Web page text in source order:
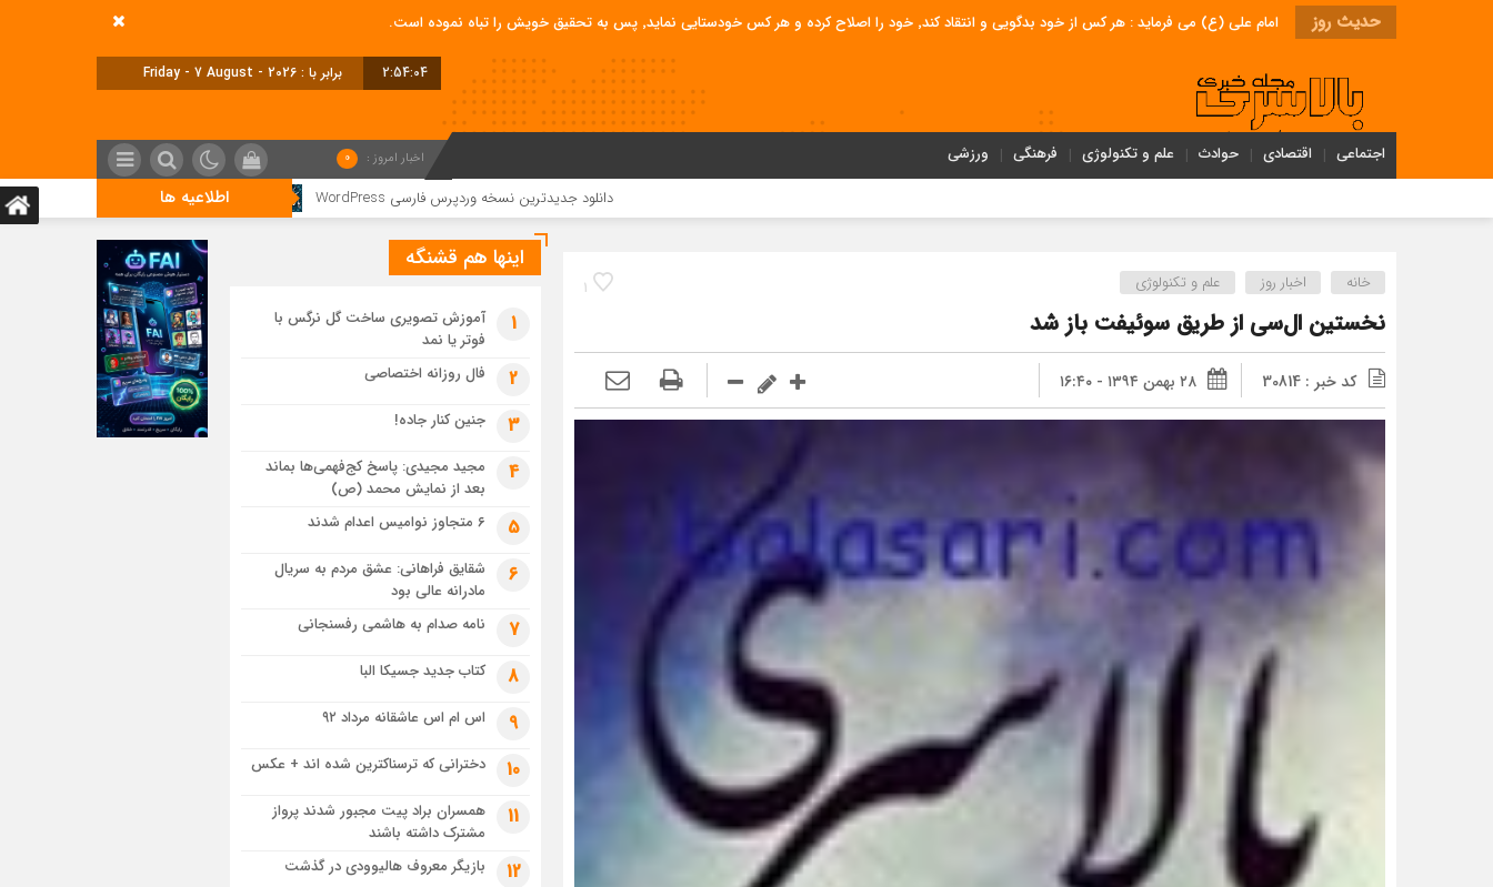
حدیث روز امام علی (ع) می فرماید : هر کس از خود بدگویی و انتقاد کند٬ خود را اصلاح کرده و هر کس خودستایی نماید٬ پس به تحقیق خویش را تباه نموده است.
2:54:05 برابر با : Friday - 7 August - 2026
اجتماعی اقتصادی حوادث علم و تکنولوژی فرهنگی ورزشی اخبار امروز : 0
اطلاعیه ها دانلود جدیدترین نسخه وردپرس فارسی WordPress جدید ترین عکس الناز شاکردوست
1 خانه اخبار روز علم و تکنولوژی
نخستین ال‌سی از طریق سوئیفت باز شد
کد خبر : 30814 ۲۸ بهمن ۱۳۹۴ - ۱۶:۴۰
اینها هم قشنگه
1
آموزش تصویری ساخت گل نرگس با
فوتر یا نمد
2 فال روزانه اختصاصی
3 جنین کنار جاده!
4
مجید مجیدی: پاسخ کج‌فهمی‌ها بماند
بعد از نمایش محمد (ص)
5 ۶ متجاوز نوامیس اعدام شدند
6
شقایق فراهانی: عشق مردم به سریال
مادرانه عالی بود
7 نامه صدام به هاشمی رفسنجانی
8 کتاب جدید جسیکا البا
9 اس ام اس عاشقانه مرداد ۹۲
10 دخترانی که ترسناکترین شده اند + عکس
11
همسران براد پیت مجبور شدند پرواز
مشترک داشته باشند
12 بازیگر معروف هالیوودی در گذشت